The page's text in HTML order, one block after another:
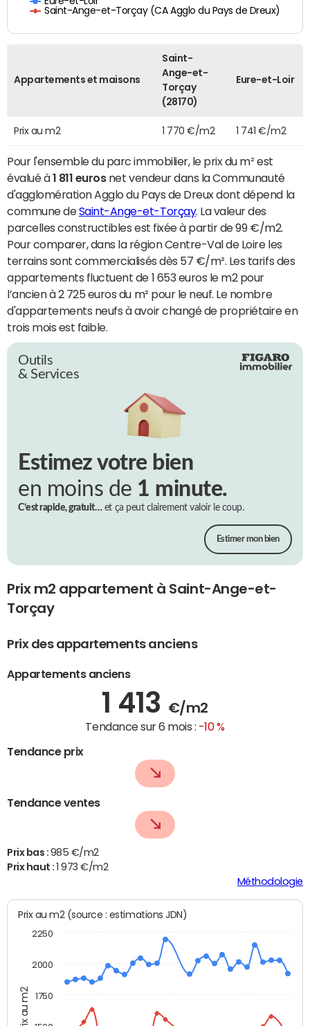
Saint-Ange-et-Torçay (CA Agglo du Pays de Dreux)
Appartements et maisons
Saint-
Ange-et-
Torçay
(28170)
Eure-et-Loir
Prix au m2 1 770 €/m2 1 741 €/m2
Pour l'ensemble du parc immobilier, le prix du m² est
évalué à1 811 eurosnet vendeur dans la Communauté
d'agglomération Agglo du Pays de Dreux dont dépend la
commune deSaint-Ange-et-Torçay. La valeur des
parcelles constructibles est fixée à partir de 99 €/m2.
Pour comparer, dans la région Centre-Val de Loire les
terrains sont commercialisés dès 57 €/m². Les tarifs des
appartements fluctuent de 1 653 euros le m2 pour
l’ancien à 2 725 euros du m² pour le neuf. Le nombre
d'appartements neufs à avoir changé de propriétaire en
trois mois est faible.
Outils
& Services
Estimez votre bien
en moins de 1 minute.
C’est rapide, gratuit…et ça peut clairement valoir le coup.
Estimer mon bien
Prix m2 appartement à Saint-Ange-et-
Torçay
Prix des appartements anciens
Appartements anciens
1 413 €/m2
Tendance sur 6 mois : -10 %
Tendance prix
Tendance ventes
Prix bas : 985 €/m2
Prix haut :1 973 €/m2
Méthodologie
Prix au m2
Prix au m2 (source : estimations JDN)
1750
2000
2250